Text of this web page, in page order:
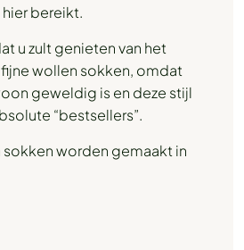
bereikt.
u zult genieten van het
wollen sokken, omdat
geweldig is en deze stijl
“bestsellers”.
sokken worden gemaakt in